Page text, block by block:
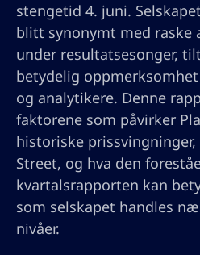
stengetid 4. juni.
blitt synonymt med raske
under resultatsesonger,
betydelig
og analytikere. Denne
faktorene som påvirker
historiske
Street, og hva den
kvartalsrapporten kan
som selskapet handles
nivåer.